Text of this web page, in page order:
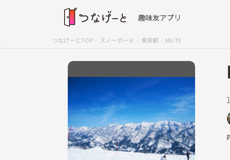
趣味友アプリ
つなげーとTOP スノーボード 東京都 MUTE